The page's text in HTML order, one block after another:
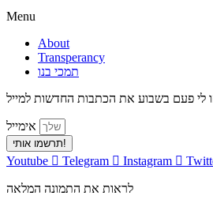
Menu
About
Transperancy
תמכי בנו
לי פעם בשבוע את הכתבות החדשות למייל
תרשמו אותי!
Youtube Telegram Instagram
לראות את התמונה המלאה